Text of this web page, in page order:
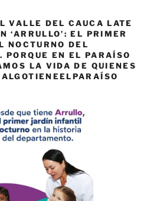
VALLE DEL CAUCA LATE
‘ARRULLO’: EL PRIMER
NOCTURNO DEL
PORQUE EN EL PARAÍSO
LA VIDA DE QUIENES